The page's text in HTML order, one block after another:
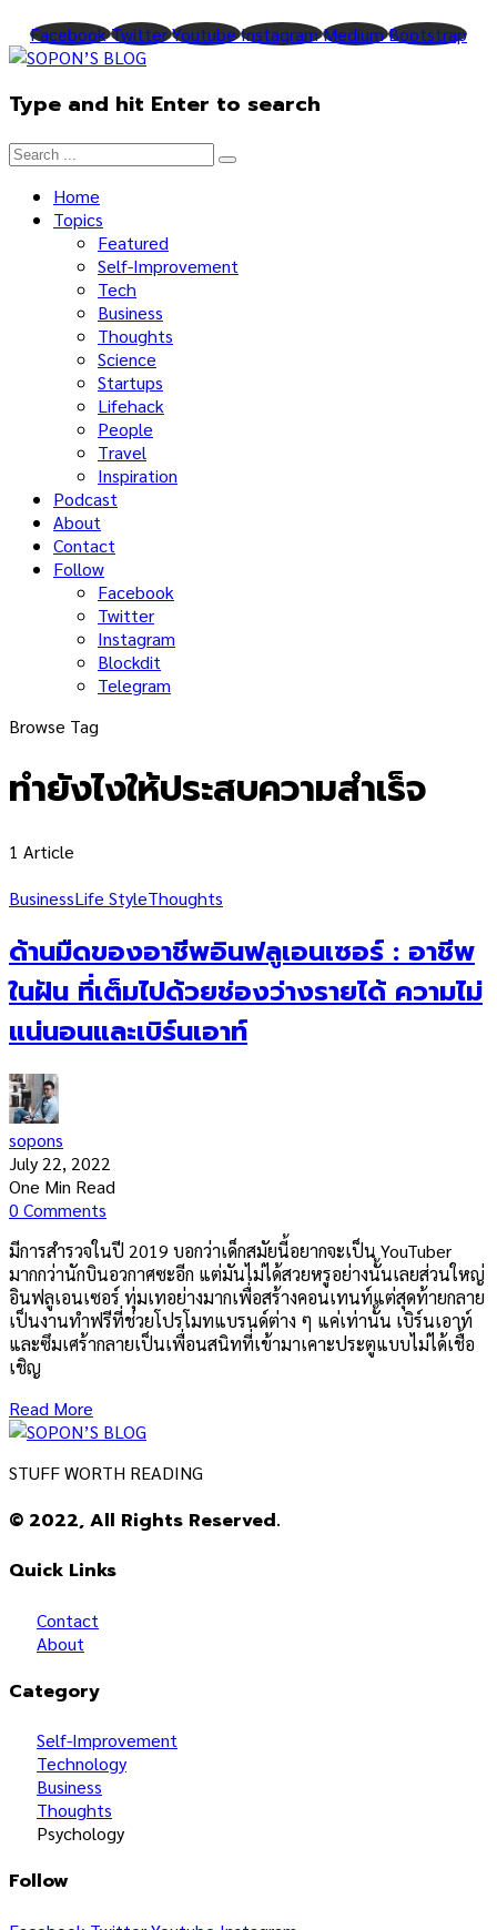
FacebookTwitterYoutubeInstagramMediumBootstrap
Type and hit Enter to search
Home
Topics
Featured
Self-Improvement
Tech
Business
Thoughts
Science
Startups
Lifehack
People
Travel
Inspiration
Podcast
About
Contact
Follow
Facebook
Twitter
Instagram
Blockdit
Telegram
Browse Tag
ทำยังไงให้ประสบความสำเร็จ
1 Article
BusinessLife StyleThoughts
ด้านมืดของอาชีพอินฟลูเอนเซอร์ : อาชีพ
ในฝัน ที่เต็มไปด้วยช่องว่างรายได้ ความไม่
แน่นอนและเบิร์นเอาท์
sopons
July 22, 2022
One Min Read
0 Comments
มีการสำรวจในปี 2019 บอกว่าเด็กสมัยนี้อยากจะเป็น YouTuber
มากกว่านักบินอวกาศซะอีก แต่มันไม่ได้สวยหรูอย่างนั้นเลยส่วนใหญ่
อินฟลูเอนเซอร์ ทุ่มเทอย่างมากเพื่อสร้างคอนเทนท์แต่สุดท้ายกลาย
เป็นงานทำฟรีที่ช่วยโปรโมทแบรนด์ต่าง ๆ แค่เท่านั้น เบิร์นเอาท์
และซึมเศร้ากลายเป็นเพื่อนสนิทที่เข้ามาเคาะประตูแบบไม่ได้เชื้อ
เชิญ
Read More
STUFF WORTH READING
© 2022, All Rights Reserved.
Quick Links
Contact
About
Category
Self-Improvement
Technology
Business
Thoughts
Psychology
Follow